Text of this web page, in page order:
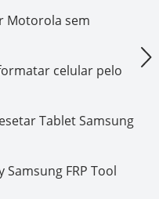
Motorola sem
celular pelo
Tablet Samsung
Samsung FRP Tool